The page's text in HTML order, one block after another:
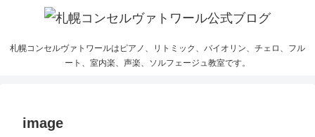
札幌コンセルヴァトワールはピアノ、リトミック、バイオリン、チェロ、フル
ート、室内楽、声楽、ソルフェージュ教室です。
image